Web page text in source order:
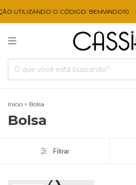
UTILIZANDO O CÓDIGO: BEMVINDO10
Início > Bolsa
Bolsa
Filtrar